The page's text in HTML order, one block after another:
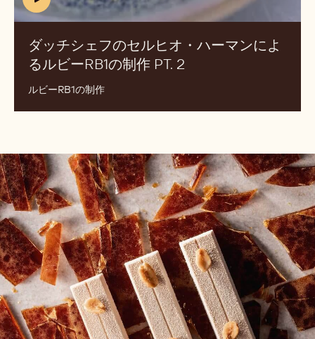
ヴ
ァ
ル
RB1
カ
ク
テ
ル
.
2
(includes
video)
ダッチシェフのセルヒオ・ハーマンによ
るルビーRB1の制作 PT. 2(INCLUDES
VIDEO)
ルビーRB1の制作
ッ
チ
セ
オ・
ハ
ー
マ
ン
に
よ
る
ル
ビ
ー